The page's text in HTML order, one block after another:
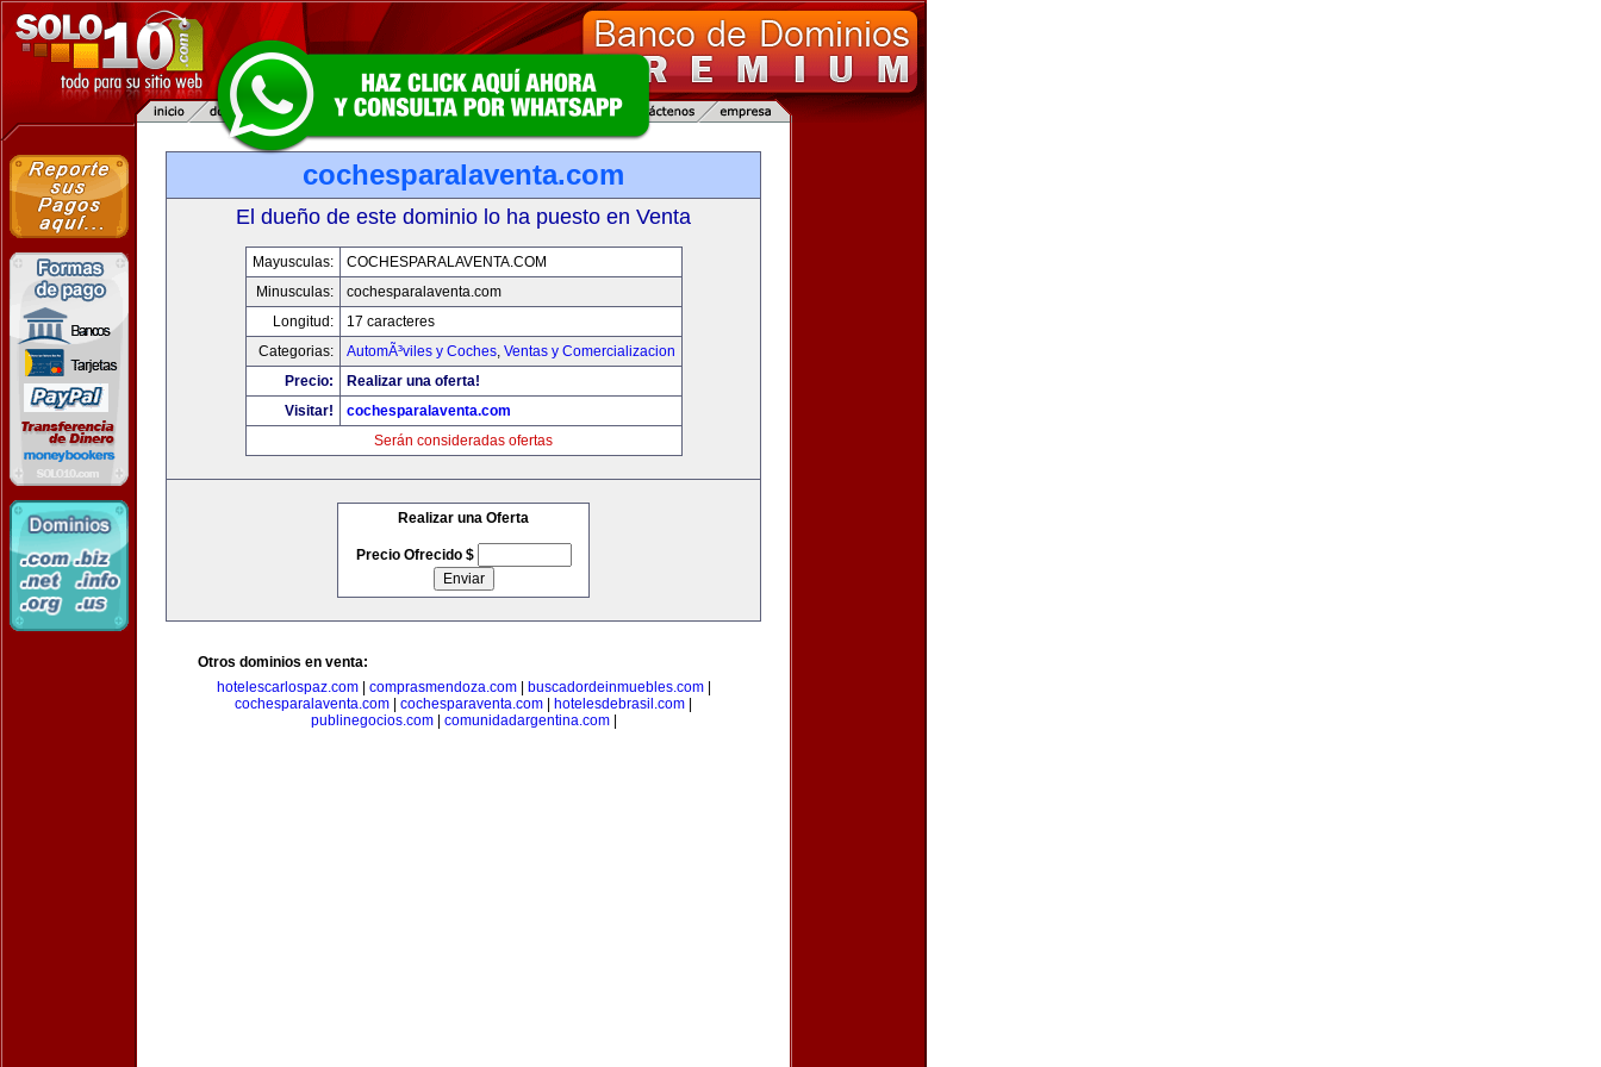
cochesparalaventa.com
El dueño de este dominio lo ha puesto en Venta
Mayusculas:
COCHESPARALAVENTA.COM
Minusculas:
cochesparalaventa.com
Longitud:
17 caracteres
Categorias:
AutomÃ³viles y Coches, Ventas y Comercializacion
Precio:
Realizar una oferta!
Visitar!
cochesparalaventa.com
Serán consideradas ofertas
Realizar una Oferta
Precio Ofrecido $
Otros dominios en venta:
hotelescarlospaz.com| comprasmendoza.com| buscadordeinmuebles.com|
cochesparalaventa.com
cochesparaventa.com hotelesdebrasil.com
publinegocios.com| comunidadargentina.com|